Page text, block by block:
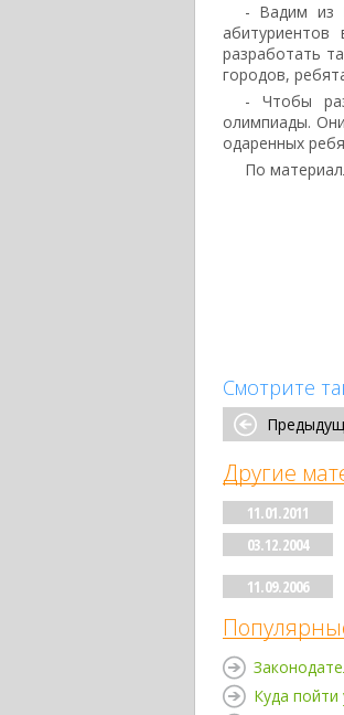
- Вадим из
разработать
городов,
- Чтобы
олимпиады.
одаренных
По
Смотрите
Другие
11.01.2011
03.12.2004
11.09.2006
Куда пойти